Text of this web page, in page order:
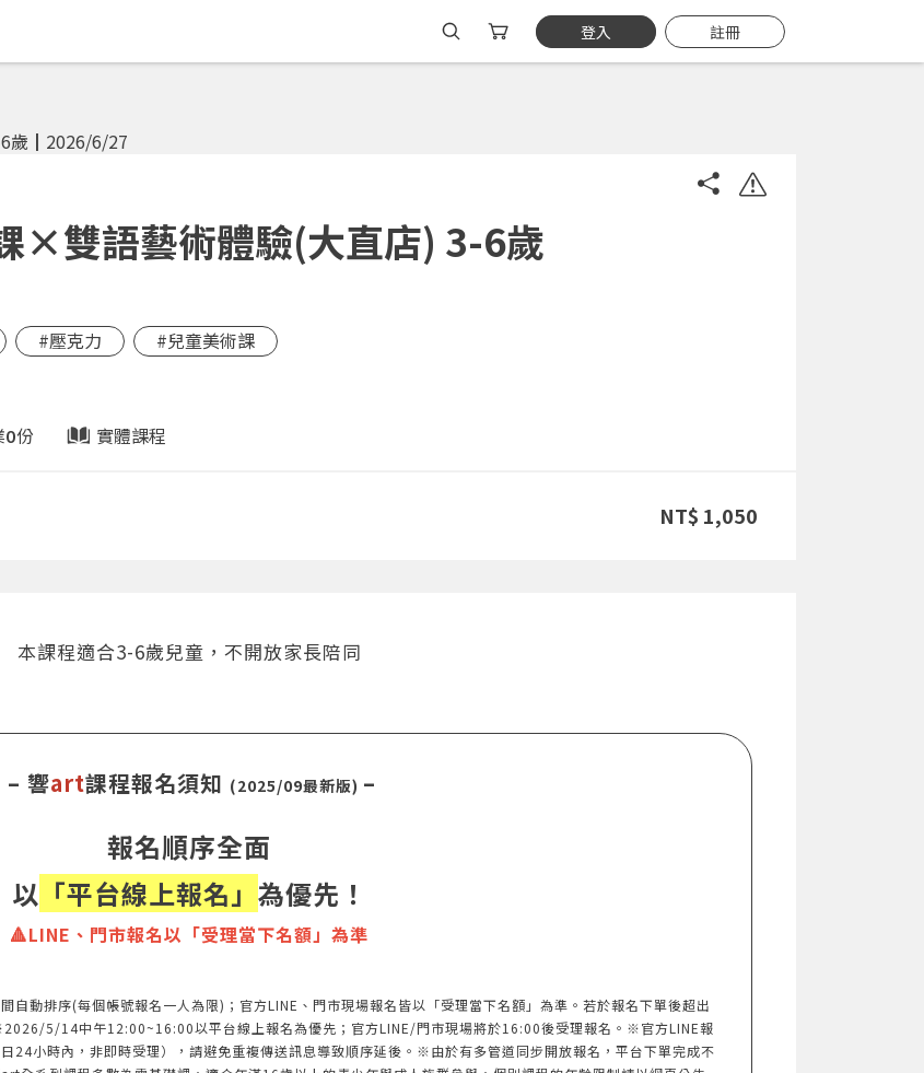
登入 註冊
×雙語藝術體驗(大直店) 3-6歲
#壓克力 #兒童美術課
0份 實體課程
NT$ 1,050
本課程適合3-6歲兒童，不開放家長陪同
– 響art課程報名須知 (2025/09最新版) –
報名順序全面
以 「平台線上報名」 為優先！
🔺LINE、門市報名以「受理當下名額」為準
動排序(每個帳號報名一人為限)；官方LINE、門市現場報名皆以「受理當下名額」為準。若於報名下單後超出
5/14中午12:00~16:00以平台線上報名為優先；官方LINE/門市現場將於16:00後受理報名。※官方LINE報
24小時內，非即時受理），請避免重複傳送訊息導致順序延後。※由於有多管道同步開放報名，平台下單完成不